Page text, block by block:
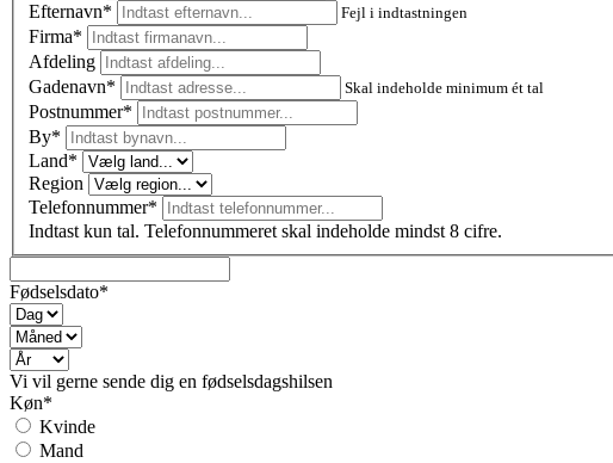
Efternavn* Fejl i indtastningen
Firma*
Afdeling
Gadenavn*
Skal indeholde minimum ét tal
Postnummer*
By*
Land*
Region
Telefonnummer*
Indtast kun tal. Telefonnummeret skal indeholde mindst 8 cifre.
Fødselsdato*
Vi vil gerne sende dig en fødselsdagshilsen
Køn*
Kvinde
Mand